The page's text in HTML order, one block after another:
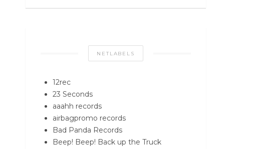
NETLABELS
12rec
23 Seconds
aaahh records
airbagpromo records
Bad Panda Records
Beep! Beep! Back up the Truck